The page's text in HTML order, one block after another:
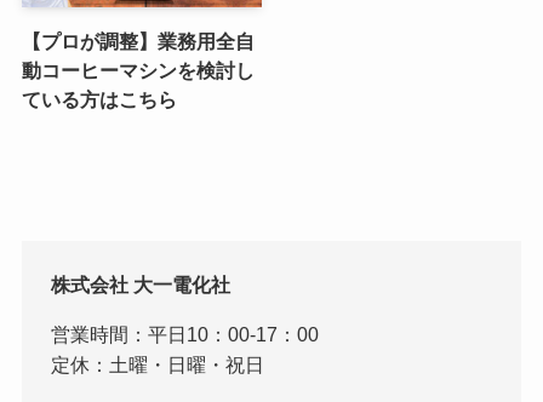
【プロが調整】業務用全自
動コーヒーマシンを検討し
ている方はこちら
株式会社 大一電化社
営業時間：平日10：00-17：00
定休：土曜・日曜・祝日